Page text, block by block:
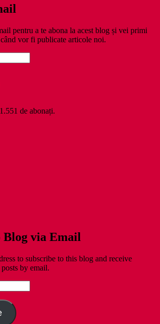
pentru a te abona la acest blog și vei primi
vor fi publicate articole noi.
de abonați.
Blog via Email
to subscribe to this blog and receive
by email.